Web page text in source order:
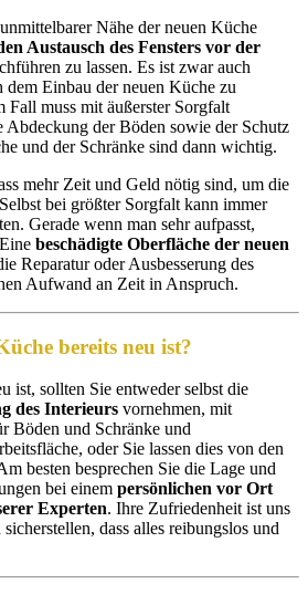
Nähe der neuen Küche
Austausch des Fensters vor der
zu lassen. Es ist zwar auch
dem Einbau der neuen Küche zu
Fall muss mit äußerster Sorgfalt
Abdeckung der Böden sowie der Schutz
und der Schränke sind dann wichtig.
mehr Zeit und Geld nötig sind, um die
bei größter Sorgfalt kann immer
Gerade wenn man sehr aufpasst,
beschädigte Oberfläche der neuen
Reparatur oder Ausbesserung des
Aufwand an Zeit in Anspruch.
bereits neu ist?
ist, sollten Sie entweder selbst die
des Interieurs vornehmen, mit
Böden und Schränke und
oder Sie lassen dies von den
besten besprechen Sie die Lage und
bei einem persönlichen vor Ort
Experten. Ihre Zufriedenheit ist uns
dass alles reibungslos und